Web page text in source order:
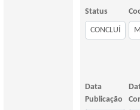
Status
Data
Publicação